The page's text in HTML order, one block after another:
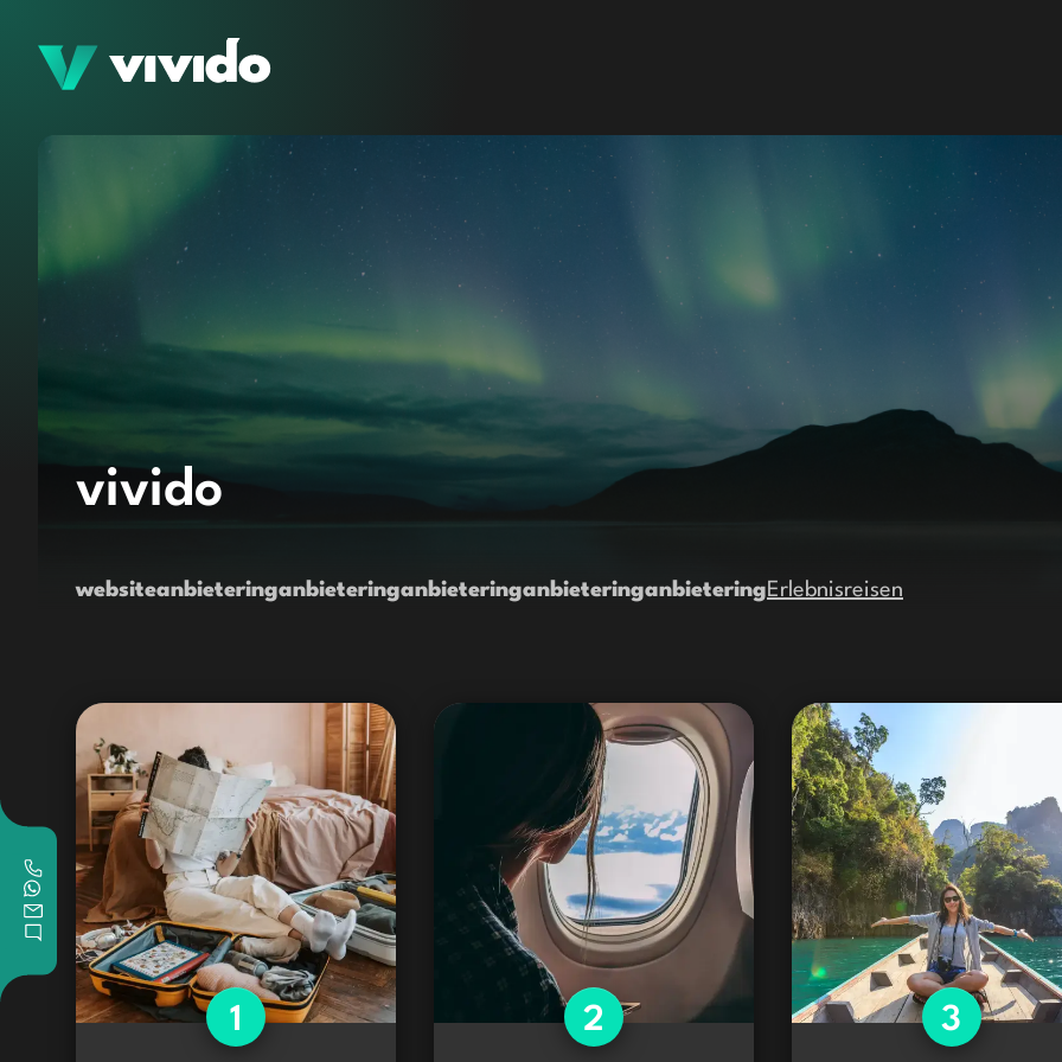
vivido
websiteanbieteringanbieteringanbieteringanbieteringanbieteringErlebnisreisen
1 2 3